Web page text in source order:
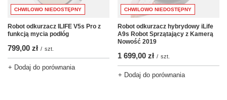
CHWILOWO NIEDOSTĘPNY
Robot odkurzacz ILIFE V5s Pro z
funkcją mycia podłóg
799,00 zł / szt.
+ Dodaj do porównania
CHWILOWO NIEDOSTĘPNY
Robot odkurzacz hybrydowy iLife
A9s Robot Sprzątający z Kamerą
Nowość 2019
1 699,00 zł / szt.
+ Dodaj do porównania